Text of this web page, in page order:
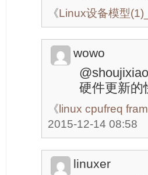
《Linux设备模型
wowo
硬件更新的
《 linux cpufreq
2015-12-14 08:58
linuxer